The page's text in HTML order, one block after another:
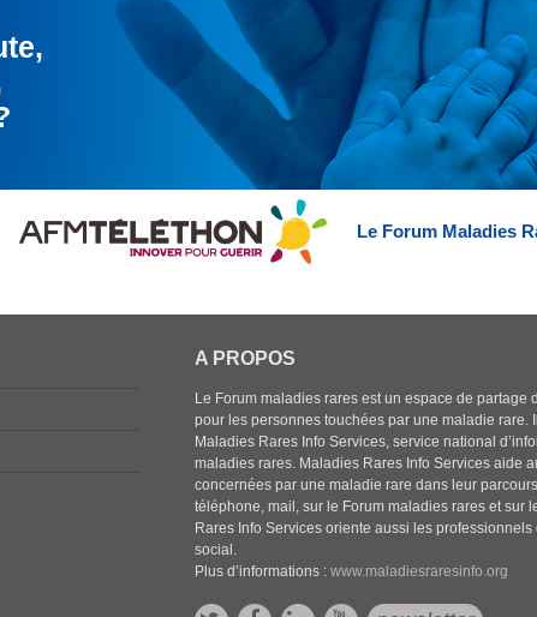
Le Forum Maladies
A PROPOS
Le Forum maladies rares est un espace de partage
pour les personnes touchées par une maladie rare.
Maladies Rares Info Services, service national
maladies rares. Maladies Rares Info Services aide
concernées par une maladie rare dans leur
téléphone, mail, sur le Forum maladies rares et sur
Rares Info Services oriente aussi les
social.
Plus d’informations :www.maladiesraresinfo.org